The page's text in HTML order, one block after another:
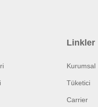
Linkler
Kurumsal
Tüketici
Carrier